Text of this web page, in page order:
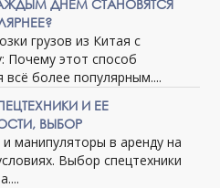
ДНЕМ СТАНОВЯТСЯ
грузов из Китая с
Почему этот способ
всё более популярным....
И ЕЕ
ВЫБОР
манипуляторы в аренду на
Выбор спецтехники